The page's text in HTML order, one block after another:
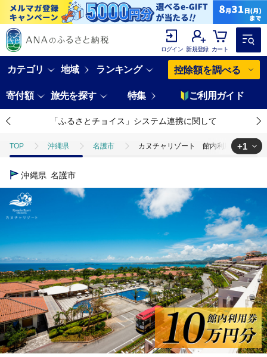
ログイン 新規登録 カート
カテゴリ 地域 ランキング 控除額を調べる
寄付額 旅先を探す 特集 ご利用ガイド
「ふるさとチョイス」システム連携に関して
TOP 沖縄県 名護市 カヌチャリゾート 館内利用券【10万
TOP
+1
沖縄県 名護市